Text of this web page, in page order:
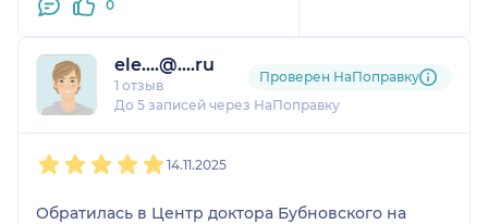
0
ele....@....ru
1 отзыв
До 5 записей через НаПоправку
Проверен НаПоправку
14.11.2025
Обратилась в Центр доктора Бубновского на